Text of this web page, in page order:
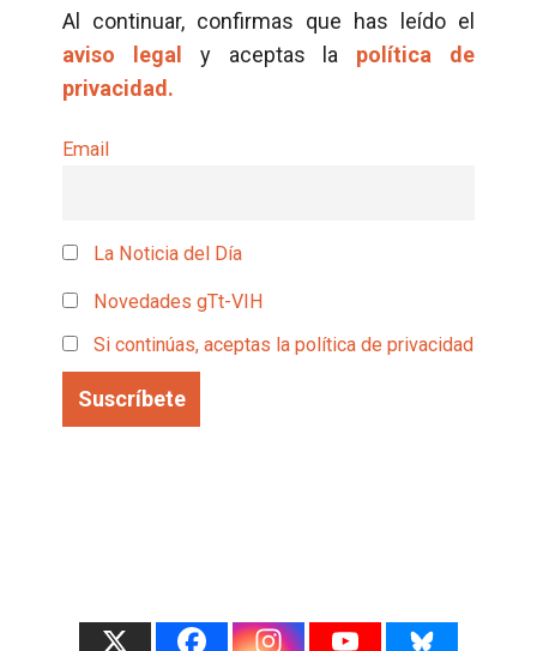
Al continuar, confirmas que has leído el
aviso legal
y aceptas la política de
privacidad.
Email
La Noticia del Día
Novedades gTt-VIH
Si continúas, aceptas la política de privacidad